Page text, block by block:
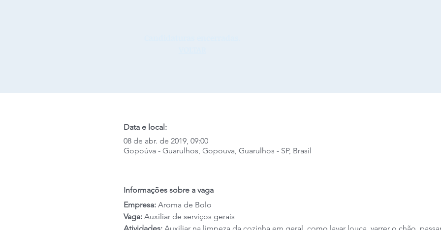
Data e local:
08 de abr. de 2019, 09:00
Gopoúva - Guarulhos, Gopouva, Guarulhos - SP, Brasil
Informações sobre a vaga
Empresa: Aroma de Bolo
Vaga: Auxiliar de serviços gerais